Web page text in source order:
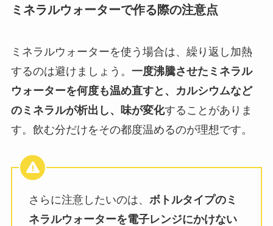
ミネラルウォーターで作る際の注意点
ミネラルウォーターを使う場合は、繰り返し加熱
するのは避けましょう。 一度沸騰させたミネラル
ウォーターを何度も温め直すと、カルシウムなど
のミネラルが析出し、味が変化することがありま
す。飲む分だけをその都度温めるのが理想です。
さらに注意したいのは、 ボトルタイプのミ
ネラルウォーターを電子レンジにかけない